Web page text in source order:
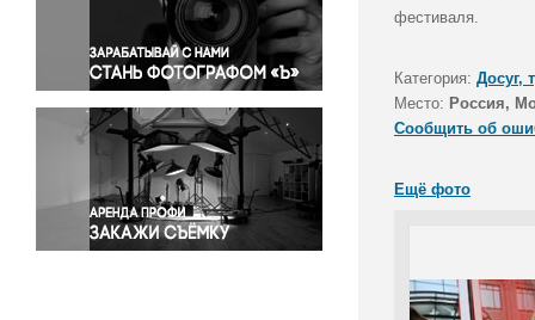
Правосудие
Происшествия и конфликты
Религия
Светская жизнь
Спорт
Экология
Экономика и бизнес
фестиваля.
Категория: Досуг,
Место: Россия,
Сообщить об
Ещё фото